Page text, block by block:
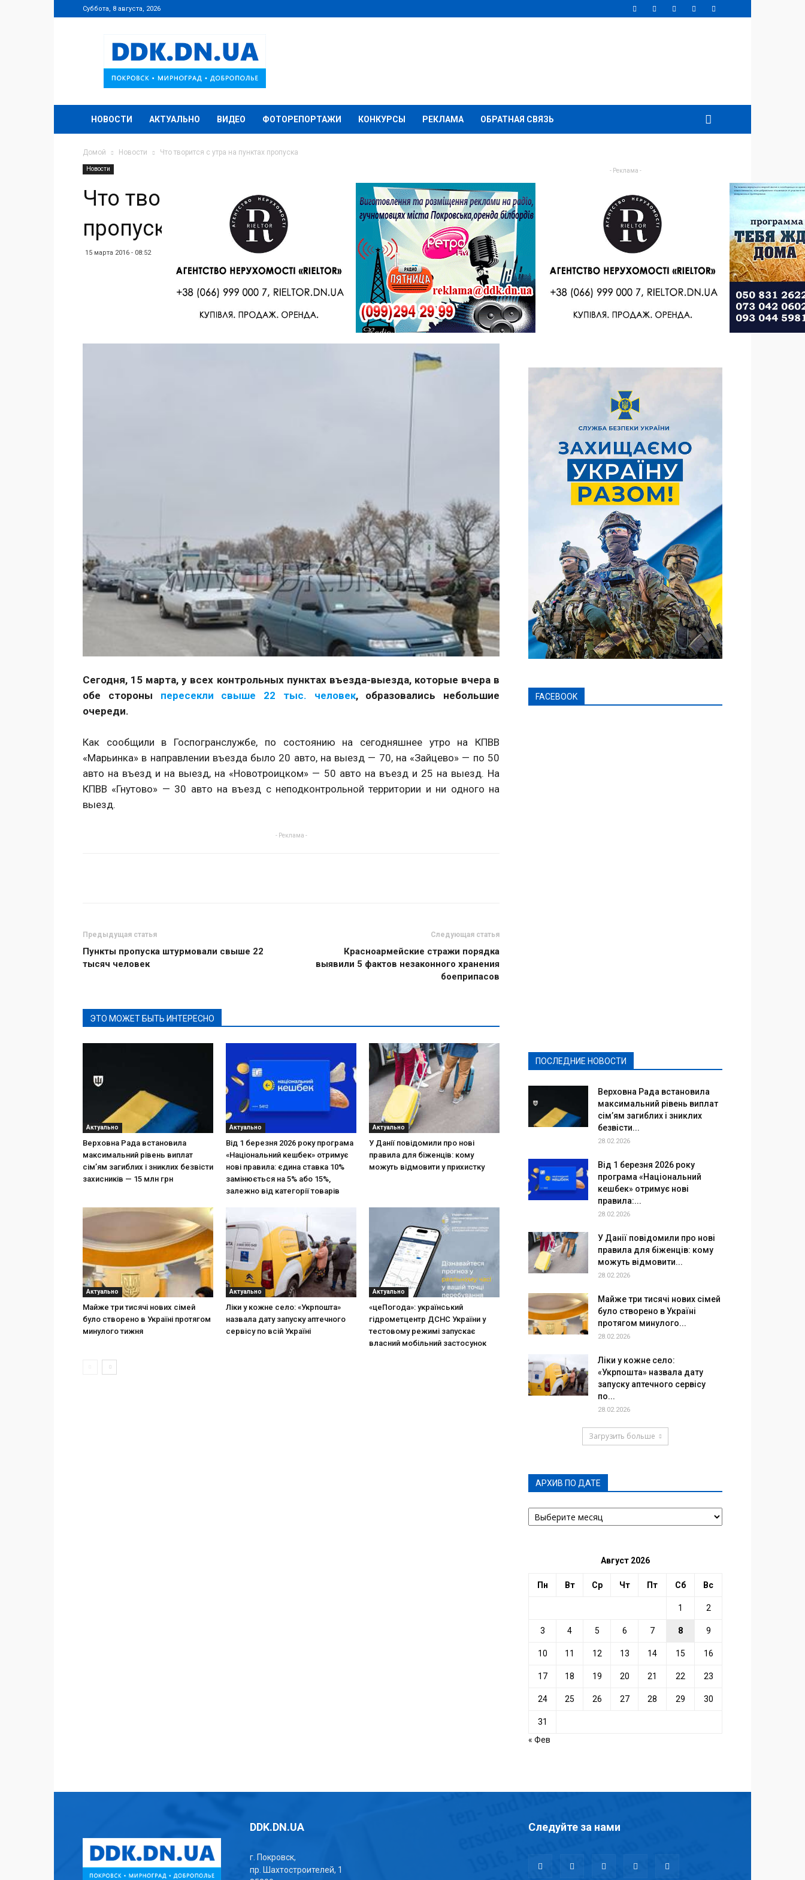
Суббота, 8 августа, 2026
DDK.DN.UA
НОВОСТИ АКТУАЛЬНО ВИДЕО ФОТОРЕПОРТАЖИ КОНКУРСЫ РЕКЛАМА ОБРАТНАЯ СВЯЗЬ
Домой Новости Что творится с утра на пунктах пропуска
Новости
Что творится с утра на пунктах
пропуска
15 марта 2016 - 08:52
Сегодня, 15 марта, у всех контрольных пунктах въезда-выезда, которые вчера в
обе стороны пересекли свыше 22 тыс. человек, образовались небольшие
очереди.
Как сообщили в Госпогранслужбе, по состоянию на сегодняшнее утро на КПВВ
«Марьинка» в направлении въезда было 20 авто, на выезд — 70, на «Зайцево» — по 50
авто на въезд и на выезд, на «Новотроицком» — 50 авто на въезд и 25 на выезд. На
КПВВ «Гнутово» — 30 авто на въезд с неподконтрольной территории и ни одного на
выезд.
- Реклама -
Предыдущая статья
Пункты пропуска штурмовали свыше 22
тысяч человек
Следующая статья
Красноармейские стражи порядка
выявили 5 фактов незаконного хранения
боеприпасов
ЭТО МОЖЕТ БЫТЬ ИНТЕРЕСНО
Актуально
Верховна Рада встановила
максимальний рівень виплат
сім’ям загиблих і зниклих безвісти
захисників — 15 млн грн
Актуально
Від 1 березня 2026 року програма
«Національний кешбек» отримує
нові правила: єдина ставка 10%
замінюється на 5% або 15%,
залежно від категорії товарів
Актуально
У Данії повідомили про нові
правила для біженців: кому
можуть відмовити у прихистку
Актуально
Майже три тисячі нових сімей
було створено в Україні протягом
минулого тижня
Актуально
Ліки у кожне село: «Укрпошта»
назвала дату запуску аптечного
сервісу по всій Україні
Актуально
«цеПогода»: український
гідрометцентр ДСНС України у
тестовому режимі запускає
власний мобільний застосунок
- Реклама -
FACEBOOK
ПОСЛЕДНИЕ НОВОСТИ
Верховна Рада встановила
максимальний рівень виплат
сім’ям загиблих і зниклих
безвісти...
28.02.2026
Від 1 березня 2026 року
програма «Національний
кешбек» отримує нові
правила:...
28.02.2026
У Данії повідомили про нові
правила для біженців: кому
можуть відмовити...
28.02.2026
Майже три тисячі нових сімей
було створено в Україні
протягом минулого...
28.02.2026
Ліки у кожне село:
«Укрпошта» назвала дату
запуску аптечного сервісу
по...
28.02.2026
Загрузить больше
АРХИВ ПО ДАТЕ
АРХИВ
ПО
Август 2026
Пн Вт Ср Чт Пт Сб Вс
1 2
3 4 5 6 7 8 9
10 11 12 13 14 15 16
17 18 19 20 21 22 23
24 25 26 27 28 29 30
31
« Фев
DDK.DN.UA
г. Покровск,
пр. Шахтостроителей, 1
Следуйте за нами